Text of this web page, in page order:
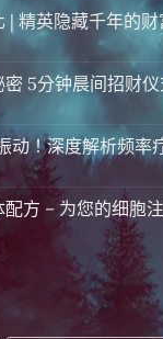
| 精英隐藏千年的
5分钟晨间招财
动！深度解析频率
配方 – 为您的细胞